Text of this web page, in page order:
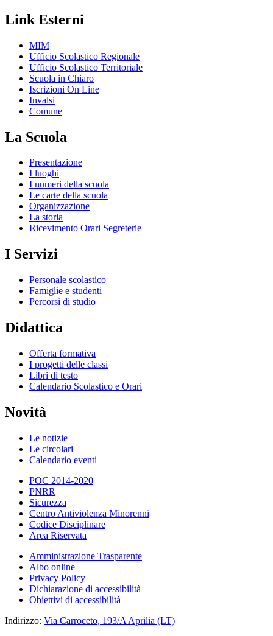
Link Esterni
MIM
Ufficio Scolastico Regionale
Ufficio Scolastico Territoriale
Scuola in Chiaro
Iscrizioni On Line
Invalsi
Comune
La Scuola
Presentazione
I luoghi
I numeri della scuola
Le carte della scuola
Organizzazione
La storia
Ricevimento Orari Segreterie
I Servizi
Personale scolastico
Famiglie e studenti
Percorsi di studio
Didattica
Offerta formativa
I progetti delle classi
Libri di testo
Calendario Scolastico e Orari
Novità
Le notizie
Le circolari
Calendario eventi
POC 2014-2020
PNRR
Sicurezza
Centro Antiviolenza Minorenni
Codice Disciplinare
Area Riservata
Amministrazione Trasparente
Albo online
Privacy Policy
Dichiarazione di accessibilità
Obiettivi di accessibilità
Indirizzo: Via Carroceto, 193/A Aprilia (LT)